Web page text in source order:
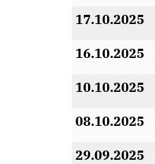
17.10.2025
16.10.2025
10.10.2025
08.10.2025
29.09.2025